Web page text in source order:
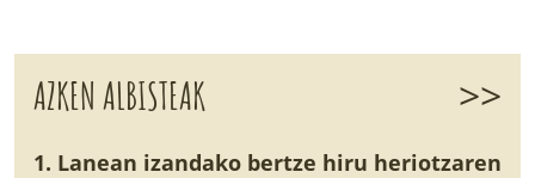
AZKEN ALBISTEAK >>
1. Lanean izandako bertze hiru heriotzaren